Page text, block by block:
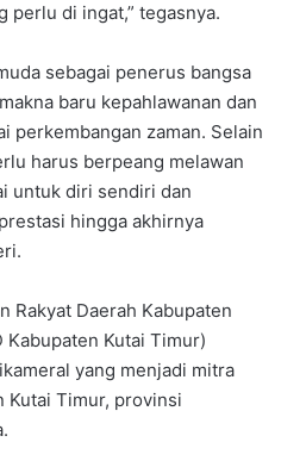
di ingat,” tegasnya.
sebagai penerus bangsa
baru kepahlawanan dan
perkembangan zaman. Selain
harus berpeang melawan
untuk diri sendiri dan
hingga akhirnya
Rakyat Daerah Kabupaten
Kabupaten Kutai Timur)
yang menjadi mitra
Kutai Timur, provinsi